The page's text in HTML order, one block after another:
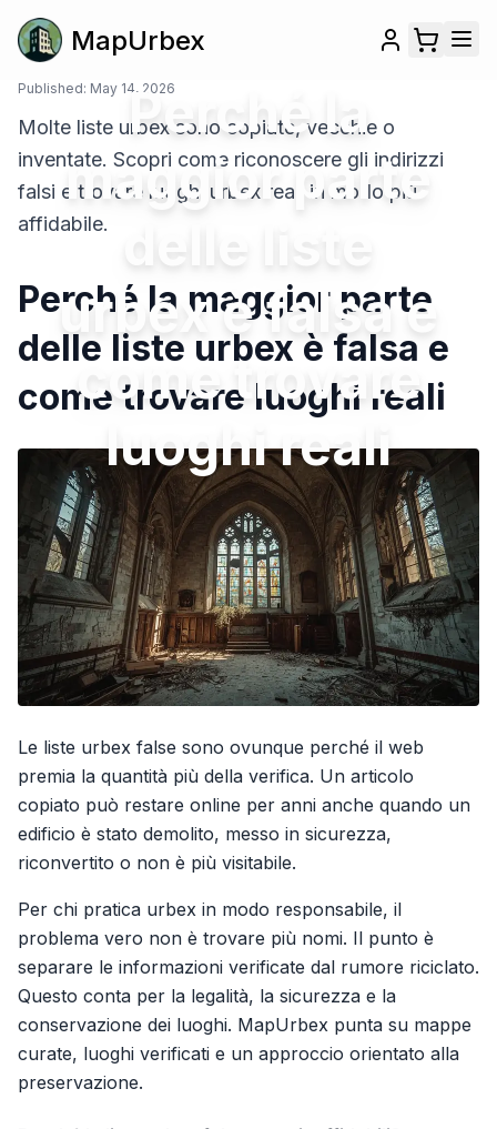
MapUrbex
Perché la
maggior parte
urbex è falsa e
come trovare
luoghi reali
Published: May 14, 2026
Molte liste urbex sono copiate, vecchie o
inventate. Scopri come riconoscere gli indirizzi
falsi e trovare luoghi urbex reali in modo più
affidabile.
Perché la maggior parte
delle liste urbex è falsa e
come trovare luoghi reali
Le liste urbex false sono ovunque perché il web
premia la quantità più della verifica. Un articolo
copiato può restare online per anni anche quando un
edificio è stato demolito, messo in sicurezza,
riconvertito o non è più visitabile.
Per chi pratica urbex in modo responsabile, il
problema vero non è trovare più nomi. Il punto è
separare le informazioni verificate dal rumore riciclato.
Questo conta per la legalità, la sicurezza e la
conservazione dei luoghi. MapUrbex punta su mappe
curate, luoghi verificati e un approccio orientato alla
preservazione.